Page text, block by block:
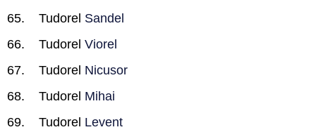
Tudorel Sandel
Tudorel Viorel
Tudorel Nicusor
Tudorel Mihai
Tudorel Levent